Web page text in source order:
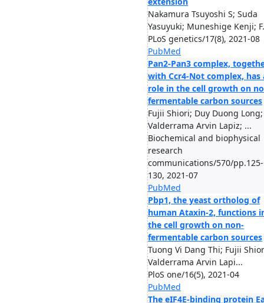
Nakamura Tsuyoshi S; Suda
Yasuyuki; Muneshige Kenji;
PLoS genetics/17(8), 2021-08
PubMed
Pan2-Pan3 complex,
with Ccr4-Not complex, has
role in the cell growth on
fermentable carbon sources
Fujii Shiori; Duy Duong Long;
Valderrama Arvin Lapiz; ...
Biochemical and biophysical
research
communications/570/pp.125-
130, 2021-07
PubMed
Pbp1, the yeast ortholog of
human Ataxin-2, functions
the cell growth on non-
fermentable carbon sources
Tuong Vi Dang Thi; Fujii
Valderrama Arvin Lapi...
PloS one/16(5), 2021-04
PubMed
The eIF4E-binding protein